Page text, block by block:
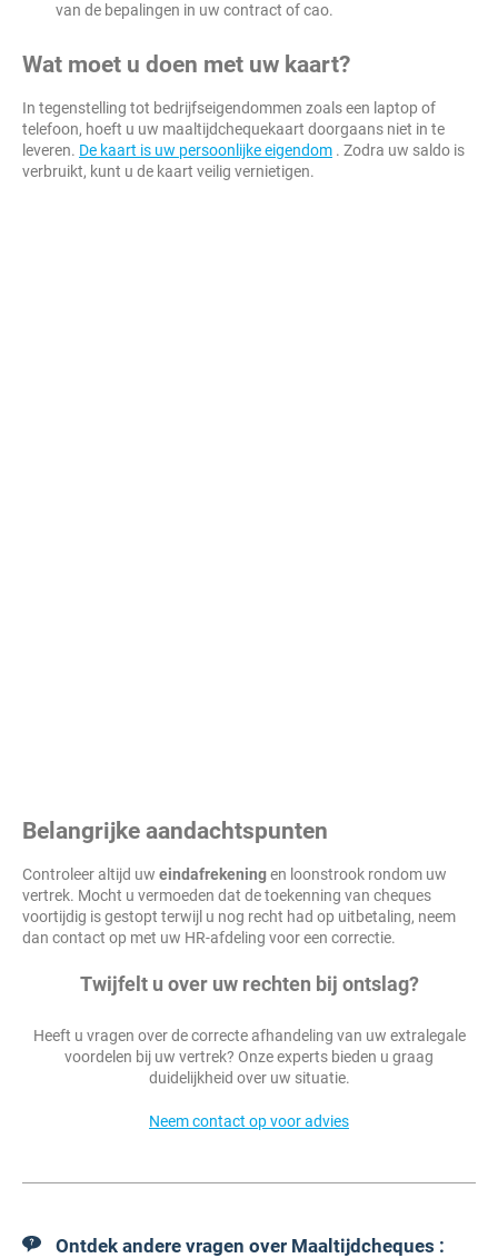
van de bepalingen in uw contract of cao.
Wat moet u doen met uw kaart?
In tegenstelling tot bedrijfseigendommen zoals een laptop of
telefoon, hoeft u uw maaltijdchequekaart doorgaans niet in te
leveren. De kaart is uw persoonlijke eigendom . Zodra uw saldo is
verbruikt, kunt u de kaart veilig vernietigen.
Belangrijke aandachtspunten
Controleer altijd uw eindafrekeningen loonstrook rondom uw
vertrek. Mocht u vermoeden dat de toekenning van cheques
voortijdig is gestopt terwijl u nog recht had op uitbetaling, neem
dan contact op met uw HR-afdeling voor een correctie.
Twijfelt u over uw rechten bij ontslag?
Heeft u vragen over de correcte afhandeling van uw extralegale
voordelen bij uw vertrek? Onze experts bieden u graag
duidelijkheid over uw situatie.
Neem contact op voor advies
Ontdek andere vragen over Maaltijdcheques :